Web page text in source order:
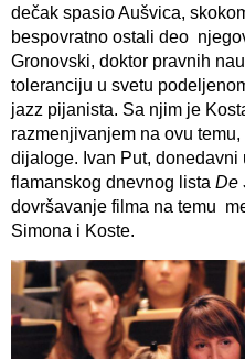
dečak spasio Aušvica,
bespovratno ostali deo
Gronovski, doktor pravnih
toleranciju u svetu
jazz pijanista. Sa njim je
razmenjivanjem na ovu
dijaloge. Ivan Put,
flamanskog dnevnog lista De
dovršavanje filma na temu
Simona i Koste.